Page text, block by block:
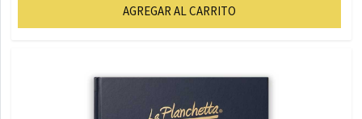
AGREGAR AL CARRITO